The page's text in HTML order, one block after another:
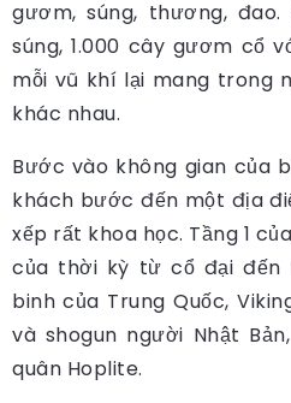
gươm, súng, thương,
súng, 1.000 cây gươm cổ
mỗi vũ khí lại mang trong
khác nhau.
Bước vào không gian của
khách bước đến một địa
xếp rất khoa học. Tầng 1
của thời kỳ từ cổ đại đến
binh của Trung Quốc,
và shogun người Nhật
quân Hoplite.